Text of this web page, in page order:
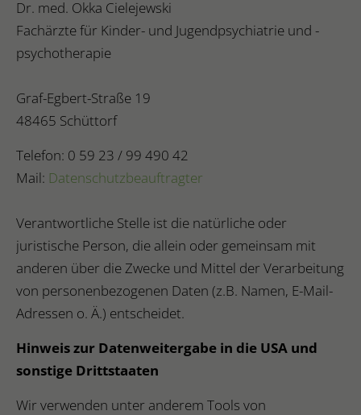
Dr. med. Okka Cielejewski
Fachärzte für Kinder- und Jugendpsychiatrie und -
psychotherapie
Graf-Egbert-Straße 19
48465 Schüttorf
Telefon: 0 59 23 / 99 490 42
Mail: Datenschutzbeauftragter
Verantwortliche Stelle ist die natürliche oder
juristische Person, die allein oder gemeinsam mit
anderen über die Zwecke und Mittel der Verarbeitung
von personenbezogenen Daten (z.B. Namen, E-Mail-
Adressen o. Ä.) entscheidet.
Hinweis zur Datenweitergabe in die USA und
sonstige Drittstaaten
Wir verwenden unter anderem Tools von